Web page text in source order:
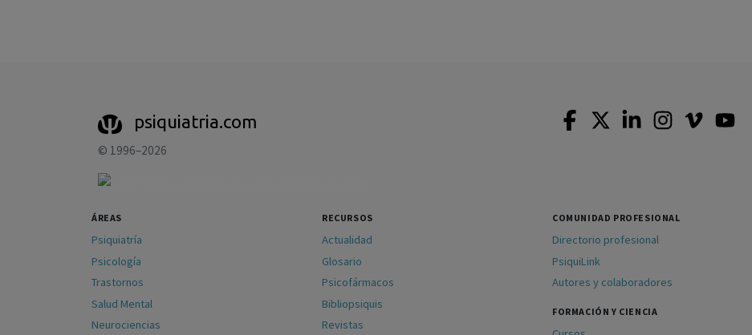
psiquiatria.com
© 1996–2026
ÁREAS
Psiquiatría
Psicología
Trastornos
Salud Mental
Neurociencias
RECURSOS
Actualidad
Glosario
Psicofármacos
Bibliopsiquis
Revistas
COMUNIDAD PROFESIONAL
Directorio profesional
PsiquiLink
Autores y colaboradores
FORMACIÓN Y CIENCIA